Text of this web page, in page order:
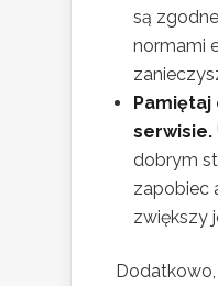
są
normami
serwisie.
dobrym
zapobiec
zwiększy